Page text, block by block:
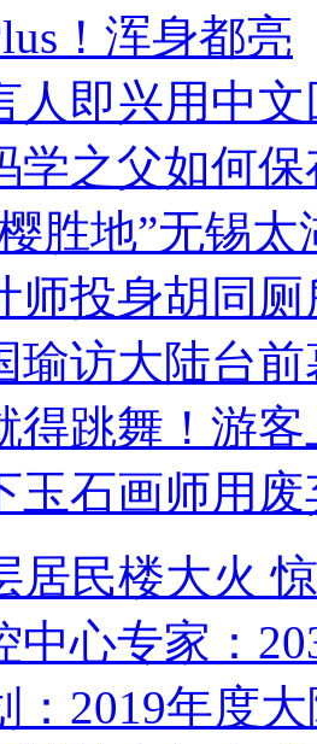
！浑身都亮
人即兴用中
学之父如何
胜地”无锡
师投身胡同
瑜访大陆台
得跳舞！游客
玉石画师用
居民楼大火
中心专家：
：2019年度